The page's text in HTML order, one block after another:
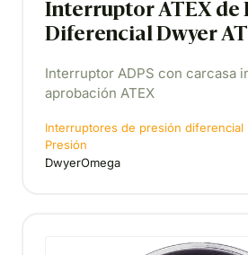
Interruptor ATEX de
Diferencial Dwyer
Interruptor ADPS con carcasa
aprobación ATEX
Interruptores de presión diferencial
Presión
DwyerOmega